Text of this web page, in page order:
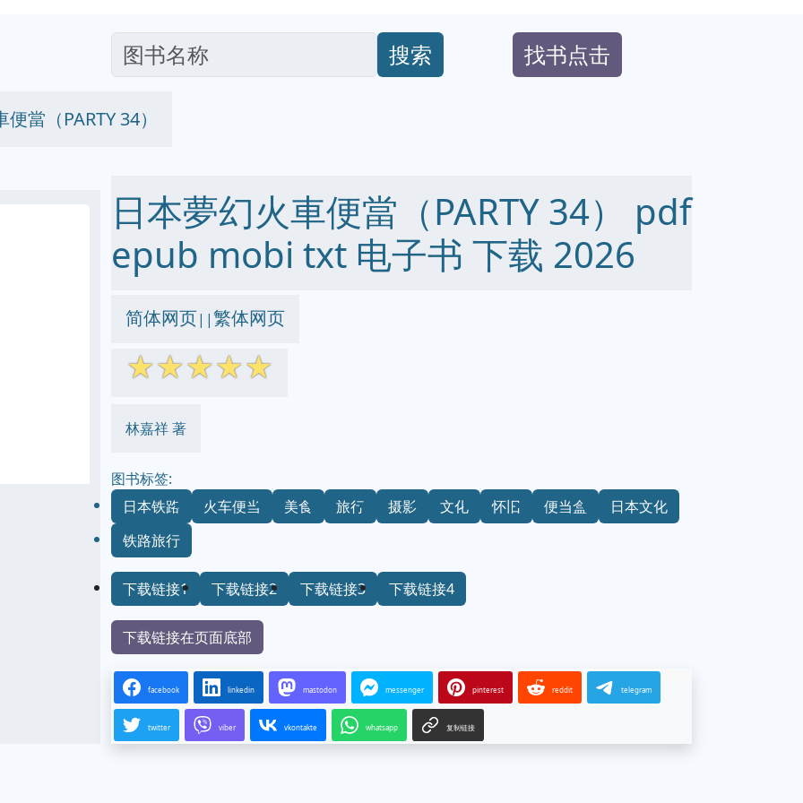
搜索 找书点击
當（PARTY 34）
日本夢幻火車便當（PARTY 34） pdf
epub mobi txt 电子书 下载 2026
简体网页||繁体网页
☆☆☆☆☆
林嘉祥 著
图书标签:
日本铁路
火车便当 美食 旅行 摄影 文化 怀旧 便当盒
日本文化
铁路旅行
下载链接1 下载链接2 下载链接3 下载链接4
下载链接在页面底部
facebook linkedin mastodon messenger pinterest reddit telegram
twitter viber vkontakte whatsapp 复制链接